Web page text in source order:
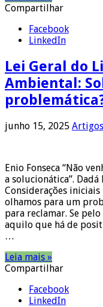
Compartilhar
Facebook
LinkedIn
Lei Geral do
Ambiental:
junho 15, 2025
Enio Fonseca “Não
a solucionática”.
Considerações
olhamos para um
para reclamar. Se
aquilo que há de
…
Leia mais »
Compartilhar
Facebook
LinkedIn